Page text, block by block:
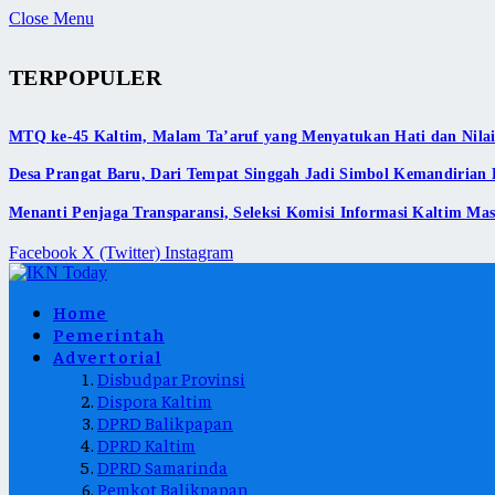
Close Menu
TERPOPULER
MTQ ke-45 Kaltim, Malam Ta’aruf yang Menyatukan Hati dan
Desa Prangat Baru, Dari Tempat Singgah Jadi Simbol Kemandirian
Menanti Penjaga Transparansi, Seleksi Komisi Informasi Kaltim
Facebook X (Twitter) Instagram
Home
Pemerintah
Advertorial
Disbudpar Provinsi
Dispora Kaltim
DPRD Balikpapan
DPRD Kaltim
DPRD Samarinda
Pemkot Balikpapan